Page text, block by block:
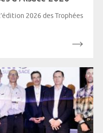
2026 des Trophées